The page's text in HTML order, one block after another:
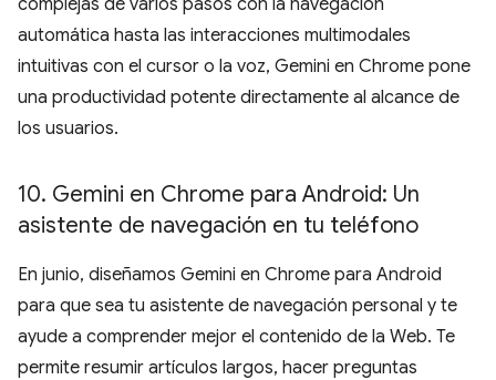
automática hasta las interacciones multimodales
intuitivas con el cursor o la voz, Gemini en Chrome pone
una productividad potente directamente al alcance de
los usuarios.
10. Gemini en Chrome para Android: Un
asistente de navegación en tu teléfono
En junio, diseñamos Gemini en Chrome para Android
para que sea tu asistente de navegación personal y te
ayude a comprender mejor el contenido de la Web. Te
permite resumir artículos largos, hacer preguntas